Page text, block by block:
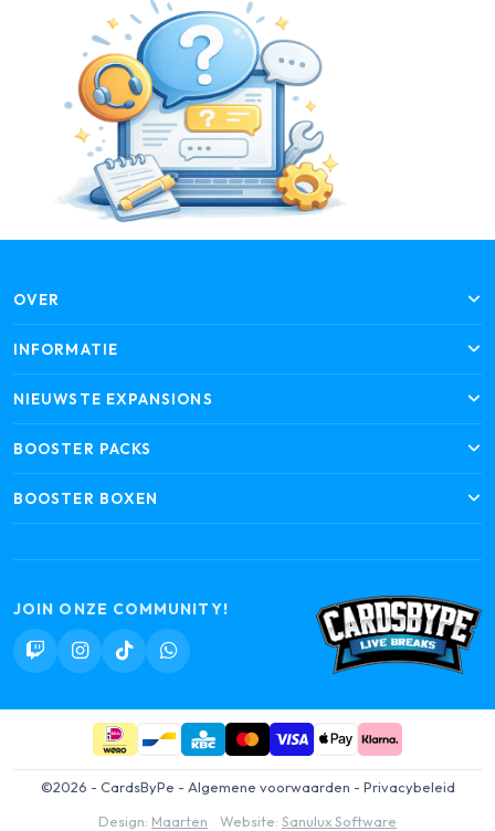
OVER
INFORMATIE
NIEUWSTE EXPANSIONS
BOOSTER PACKS
BOOSTER BOXEN
JOIN ONZE COMMUNITY!
©2026 - CardsByPe - Algemene voorwaarden - Privacybeleid
Design: Maarten Website: Sanulux Software